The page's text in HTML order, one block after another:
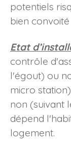
potentiels
bien
Etat
contrôle
l'égout) ou
micro
non (suivant
dépend
logement.